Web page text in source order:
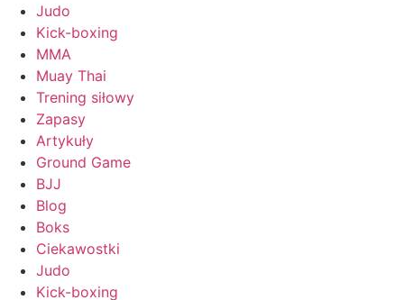
Judo
Kick-boxing
MMA
Muay Thai
Trening siłowy
Zapasy
Artykuły
Ground Game
BJJ
Blog
Boks
Ciekawostki
Judo
Kick-boxing